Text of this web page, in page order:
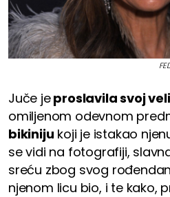
Juče jeproslavila svoj
omiljenom odevnom
bikiniju koji je istakao
se vidi na fotografiji,
sreću zbog svog
njenom licu bio, i te kako,